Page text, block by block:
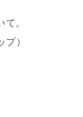
。
プ）